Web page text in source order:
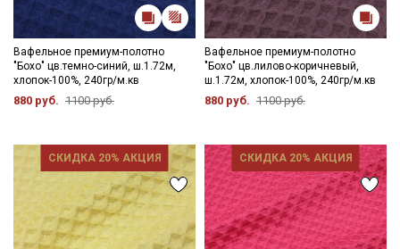
Вафельное премиум-полотно
"Бохо" цв.темно-синий, ш.1.72м,
хлопок-100%, 240гр/м.кв
880 руб. 1100 руб.
Вафельное премиум-полотно
"Бохо" цв.лилово-коричневый,
ш.1.72м, хлопок-100%, 240гр/м.кв
880 руб. 1100 руб.
СКИДКА 20% АКЦИЯ СКИДКА 20% АКЦИЯ